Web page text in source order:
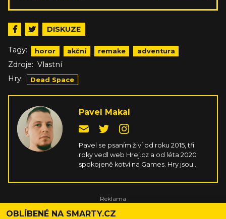
OBLÍBENÉ NA SMARTY.CZ
DISKUZE
Tagy: horor akční remake adventura
Zdroje: Vlastní
Hry:
Dead Space
Pavel Makal
Pavel se psaním živí od roku 2015, tři
roky vedl web Hrej.cz a od léta 2020
spokojeně kotví na Games. Hry jsou
až nezdravé množství času. Kromě
největší radost mu ale dělají náročná
japonská akční RPG.